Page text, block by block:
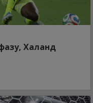
Халанд